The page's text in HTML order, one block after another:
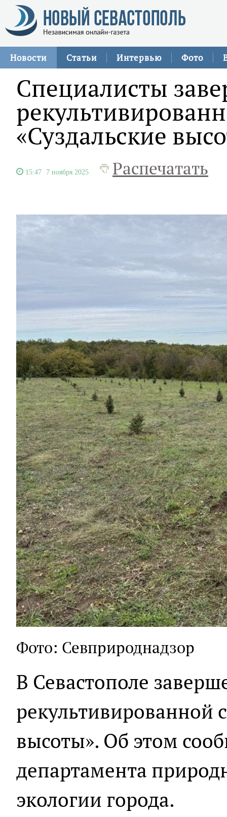
Новости Статьи Интервью Фото
Специалисты
«Суздальские
15:47 7 ноября 2025 Распечатать
Фото: Севприроднадзор
В Севастополе
рекультивированной
высоты». Об этом
департамента
экологии города.